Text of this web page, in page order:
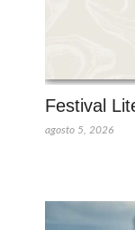
Festival
agosto 5, 2026